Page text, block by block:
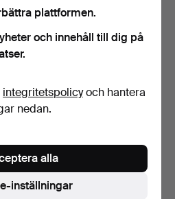
4 bud
2 511 USD
plattformen.
och innehåll till dig på
integritetspolicyoch hantera
nedan.
inställningar
alla